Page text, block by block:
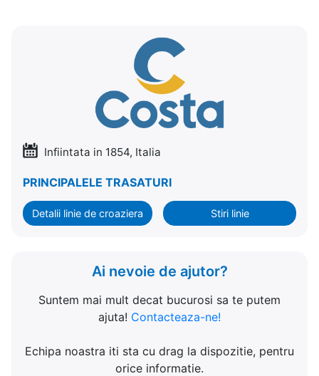
Infiintata in 1854, Italia
PRINCIPALELE TRASATURI
Detalii linie de croaziera Stiri linie
Ai nevoie de ajutor?
Suntem mai mult decat bucurosi sa te putem
ajuta! Contacteaza-ne!
Echipa noastra iti sta cu drag la dispozitie, pentru
orice informatie.